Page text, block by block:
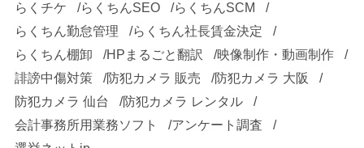
らくチケ
らくちんSEO
らくちんSCM
らくちん勤怠管理
らくちん社長賃金決定
らくちん棚卸
HPまるごと翻訳
映像制作・動画制作
誹謗中傷対策
防犯カメラ 販売
防犯カメラ 大阪
防犯カメラ 仙台
防犯カメラ レンタル
会計事務所用業務ソフト
アンケート調査